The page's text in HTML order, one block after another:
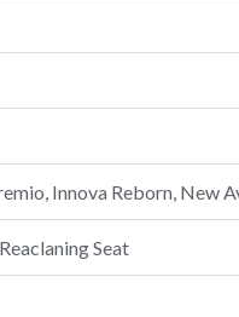
Innova Reborn, New
Seat